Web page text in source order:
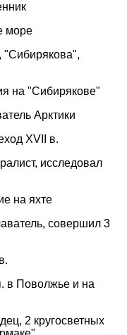
море
на "Сибирякове"
Арктики
XVII в.
исследовал
на яхте
совершил 3
в Поволжье и на
2 кругосветных